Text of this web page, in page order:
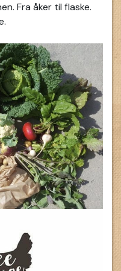
Fra åker til flaske.